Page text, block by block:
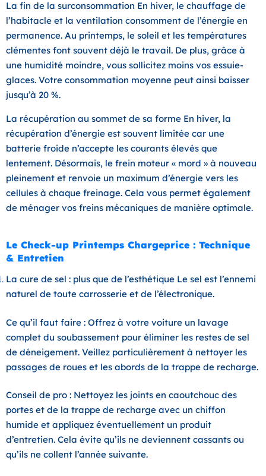
La fin de la surconsommation En hiver, le chauffage de
l’habitacle et la ventilation consomment de l’énergie en
permanence. Au printemps, le soleil et les températures
clémentes font souvent déjà le travail. De plus, grâce à
une humidité moindre, vous sollicitez moins vos essuie-
glaces. Votre consommation moyenne peut ainsi baisser
jusqu’à 20 %.
La récupération au sommet de sa forme En hiver, la
récupération d’énergie est souvent limitée car une
batterie froide n’accepte les courants élevés que
lentement. Désormais, le frein moteur « mord » à nouveau
pleinement et renvoie un maximum d’énergie vers les
cellules à chaque freinage. Cela vous permet également
de ménager vos freins mécaniques de manière optimale.
Le Check-up Printemps Chargeprice : Technique
& Entretien
La cure de sel : plus que de l’esthétique Le sel est l’ennemi
naturel de toute carrosserie et de l’électronique.
Ce qu’il faut faire : Offrez à votre voiture un lavage
complet du soubassement pour éliminer les restes de sel
de déneigement. Veillez particulièrement à nettoyer les
passages de roues et les abords de la trappe de recharge.
Conseil de pro : Nettoyez les joints en caoutchouc des
portes et de la trappe de recharge avec un chiffon
humide et appliquez éventuellement un produit
d’entretien. Cela évite qu’ils ne deviennent cassants ou
qu’ils ne collent l’année suivante.